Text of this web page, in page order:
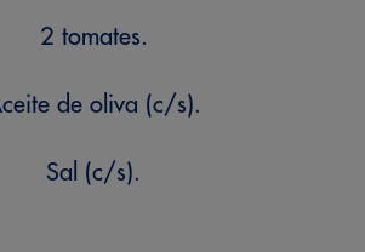
2 tomates.
de oliva (c/s).
Sal (c/s).